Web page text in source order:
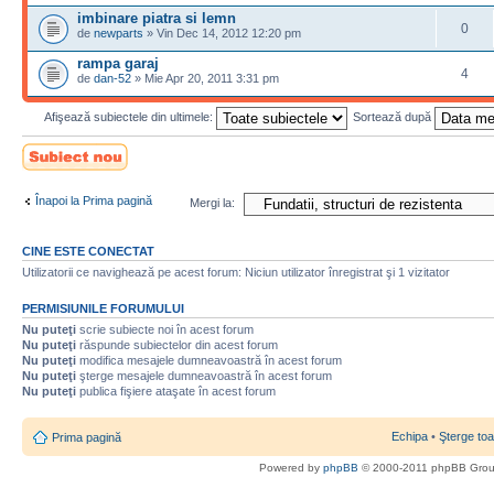
imbinare piatra si lemn
de newparts » Vin Dec 14, 2012 12:20 pm 0
rampa garaj
de dan-52 » Mie Apr 20, 2011 3:31 pm 4
Afişează subiectele din ultimele: Sortează după
Scrie un subiect
nou
Înapoi la Prima pagină Mergi la:
CINE ESTE CONECTAT
Utilizatorii ce navighează pe acest forum: Niciun utilizator înregistrat şi 1 vizitator
PERMISIUNILE FORUMULUI
Nu puteţi scrie subiecte noi în acest forum
Nu puteţi răspunde subiectelor din acest forum
Nu puteţi modifica mesajele dumneavoastră în acest forum
Nu puteţi şterge mesajele dumneavoastră în acest forum
Nu puteţi publica fişiere ataşate în acest forum
Prima pagină Echipa • Şterge
Powered by phpBB © 2000-2011 phpBB